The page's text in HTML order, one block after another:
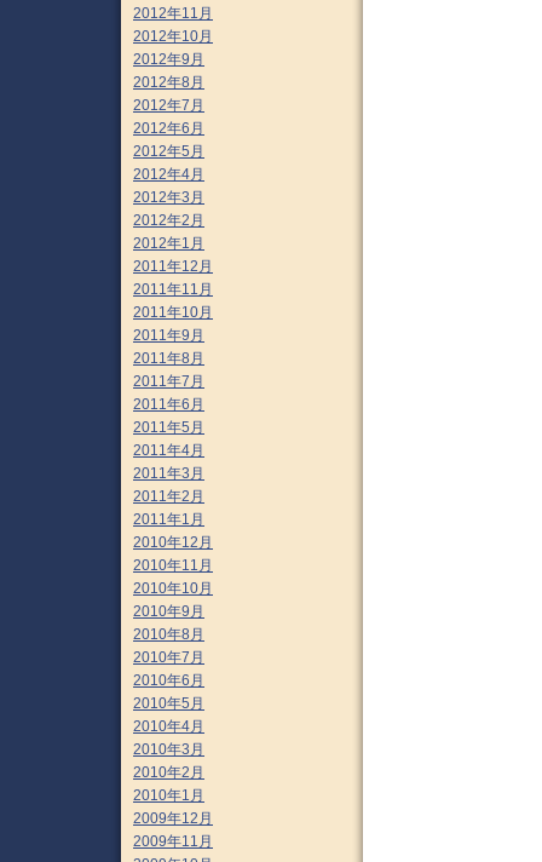
2012年11月
2012年10月
2012年9月
2012年8月
2012年7月
2012年6月
2012年5月
2012年4月
2012年3月
2012年2月
2012年1月
2011年12月
2011年11月
2011年10月
2011年9月
2011年8月
2011年7月
2011年6月
2011年5月
2011年4月
2011年3月
2011年2月
2011年1月
2010年12月
2010年11月
2010年10月
2010年9月
2010年8月
2010年7月
2010年6月
2010年5月
2010年4月
2010年3月
2010年2月
2010年1月
2009年12月
2009年11月